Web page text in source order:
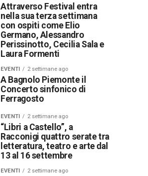
Attraverso Festival entra
nella sua terza settimana
con ospiti come Elio
Germano, Alessandro
Perissinotto, Cecilia Sala e
Laura Formenti
EVENTI 2 settimane ago
A Bagnolo Piemonte il
Concerto sinfonico di
Ferragosto
EVENTI 2 settimane ago
“Libri a Castello”, a
Racconigi quattro serate tra
letteratura, teatro e arte dal
13 al 16 settembre
EVENTI 2 settimane ago